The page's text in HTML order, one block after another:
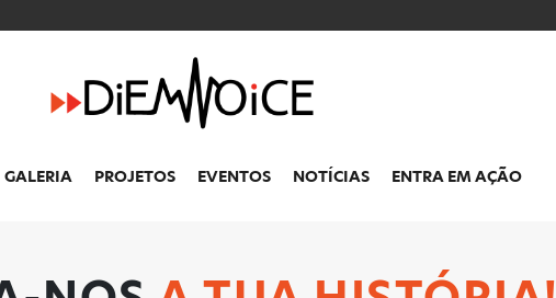
GALERIA PROJETOS EVENTOS NOTÍCIAS ENTRA EM AÇÃO